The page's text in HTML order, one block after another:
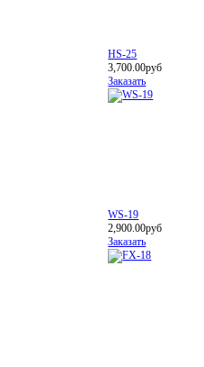
HS-25
3,700.00руб
Заказать
WS-19
2,900.00руб
Заказать